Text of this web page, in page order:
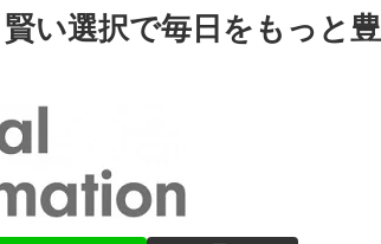
い選択で毎日をもっと豊